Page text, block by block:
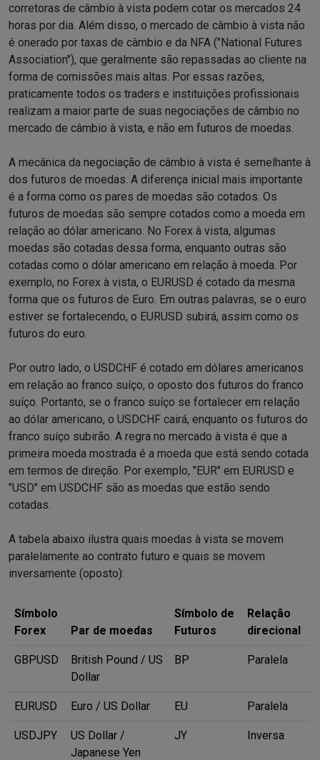
corretoras de câmbio à vista podem cotar os mercados 24
horas por dia. Além disso, o mercado de câmbio à vista não
é onerado por taxas de câmbio e da NFA ("National Futures
Association"), que geralmente são repassadas ao cliente na
forma de comissões mais altas. Por essas razões,
praticamente todos os traders e instituições profissionais
realizam a maior parte de suas negociações de câmbio no
mercado de câmbio à vista, e não em futuros de moedas.
A mecânica da negociação de câmbio à vista é semelhante à
dos futuros de moedas. A diferença inicial mais importante
é a forma como os pares de moedas são cotados. Os
futuros de moedas são sempre cotados como a moeda em
relação ao dólar americano. No Forex à vista, algumas
moedas são cotadas dessa forma, enquanto outras são
cotadas como o dólar americano em relação à moeda. Por
exemplo, no Forex à vista, o EURUSD é cotado da mesma
forma que os futuros de Euro. Em outras palavras, se o euro
estiver se fortalecendo, o EURUSD subirá, assim como os
futuros do euro.
Por outro lado, o USDCHF é cotado em dólares americanos
em relação ao franco suíço, o oposto dos futuros do franco
suíço. Portanto, se o franco suíço se fortalecer em relação
ao dólar americano, o USDCHF cairá, enquanto os futuros do
franco suíço subirão. A regra no mercado à vista é que a
primeira moeda mostrada é a moeda que está sendo cotada
em termos de direção. Por exemplo, "EUR" em EURUSD e
"USD" em USDCHF são as moedas que estão sendo
cotadas.
A tabela abaixo ilustra quais moedas à vista se movem
paralelamente ao contrato futuro e quais se movem
inversamente (oposto):
Símbolo
Forex
Par de moedas
Símbolo de
Futuros
Relação
direcional
GBPUSD
British Pound / US
Dollar
BP Paralela
EURUSD Euro / US Dollar EU Paralela
USDJPY
US Dollar /
Japanese Yen
JY Inversa